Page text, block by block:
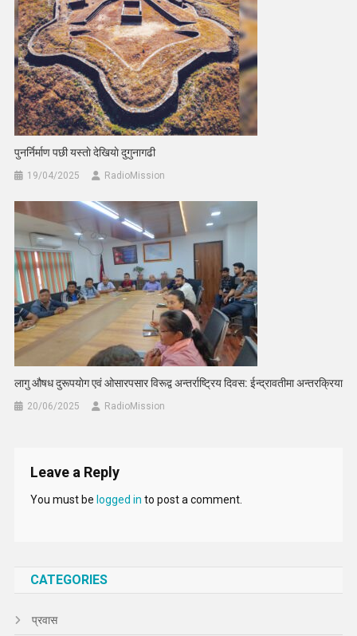
पुनर्निर्माण पछी यस्ताे देखियाे दुगुनागढी
19/04/2025 RadioMission
लागु औषध दुरूपयाेग एवं ओसारपसार विरूद्व अन्तर्राष्ट्रिय दिवस: ईन्द्रावतीमा अन्तरक्रिया
20/06/2025 RadioMission
Leave a Reply
You must be logged in to post a comment.
CATEGORIES
प्रवास